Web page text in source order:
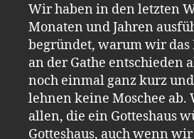
Wir haben in den letzten
Monaten und Jahren
begründet, warum wir das
an der Gathe entschieden
noch einmal ganz kurz
lehnen keine Moschee ab.
allen, die ein Gotteshaus
Gotteshaus, auch wenn